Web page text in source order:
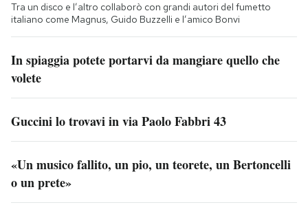
Tra un disco e l’altro collaborò con grandi autori del fumetto
italiano come Magnus, Guido Buzzelli e l’amico Bonvi
In spiaggia potete portarvi da mangiare quello che
volete
Guccini lo trovavi in via Paolo Fabbri 43
«Un musico fallito, un pio, un teorete, un Bertoncelli
o un prete»